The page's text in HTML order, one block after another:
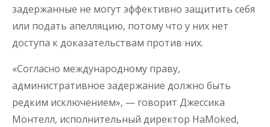
задержанные не могут эффективно защитить себя
или подать апелляцию, потому что у них нет
доступа к доказательствам против них.
«Согласно международному праву,
административное задержание должно быть
редким исключением», — говорит Джессика
Монтелл, исполнительный директор HaMoked,